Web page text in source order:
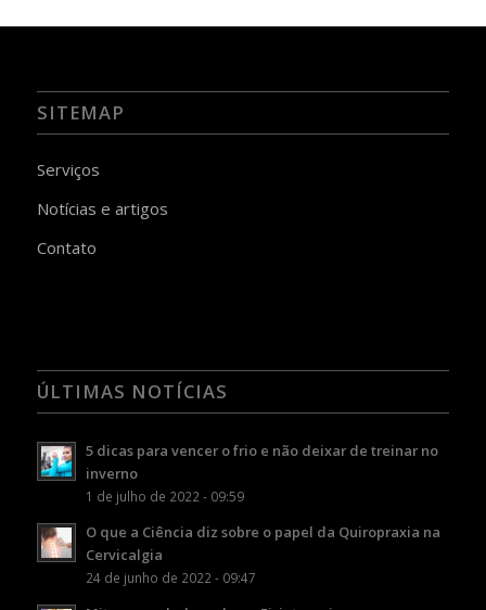
SITEMAP
Serviços
Notícias e artigos
Contato
ÚLTIMAS NOTÍCIAS
5 dicas para vencer o frio e não deixar de treinar no
inverno
1 de julho de 2022 - 09:59
O que a Ciência diz sobre o papel da Quiropraxia na
Cervicalgia
24 de junho de 2022 - 09:47